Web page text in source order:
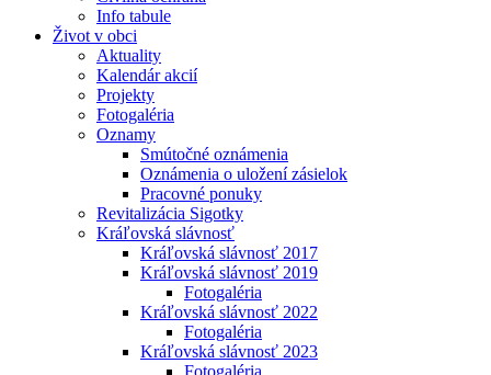
Info tabule
Život v obci
Aktuality
Kalendár akcií
Projekty
Fotogaléria
Oznamy
Smútočné oznámenia
Oznámenia o uložení zásielok
Pracovné ponuky
Revitalizácia Sigotky
Kráľovská slávnosť
Kráľovská slávnosť 2017
Kráľovská slávnosť 2019
Fotogaléria
Kráľovská slávnosť 2022
Fotogaléria
Kráľovská slávnosť 2023